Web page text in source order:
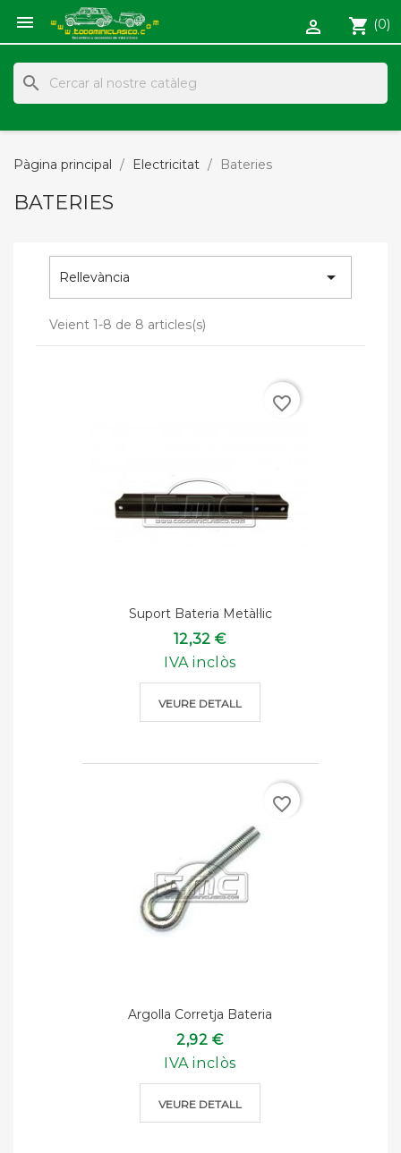
 shopping_cart (0)

search
Pàgina principal Electricitat Bateries
BATERIES
Rellevància 
Veient 1-8 de 8 articles(s)
Suport Bateria Metàl·lic
12,32 €
IVA inclòs
VEURE DETALL
favorite_border
Argolla Corretja Bateria
2,92 €
IVA inclòs
VEURE DETALL
favorite_border